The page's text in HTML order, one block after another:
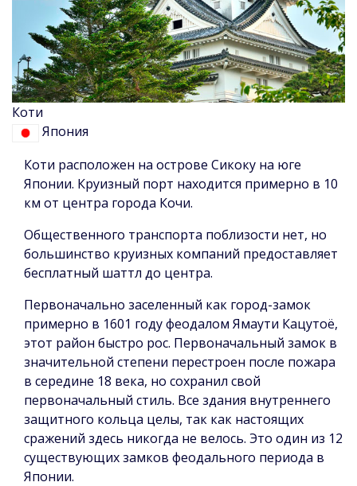
Коти
Япония
Коти расположен на острове Сикоку на юге
Японии. Круизный порт находится примерно в 10
км от центра города Кочи.
Общественного транспорта поблизости нет, но
большинство круизных компаний предоставляет
бесплатный шаттл до центра.
Первоначально заселенный как город-замок
примерно в 1601 году феодалом Ямаути Кацутоё,
этот район быстро рос. Первоначальный замок в
значительной степени перестроен после пожара
в середине 18 века, но сохранил свой
первоначальный стиль. Все здания внутреннего
защитного кольца целы, так как настоящих
сражений здесь никогда не велось. Это один из 12
существующих замков феодального периода в
Японии.